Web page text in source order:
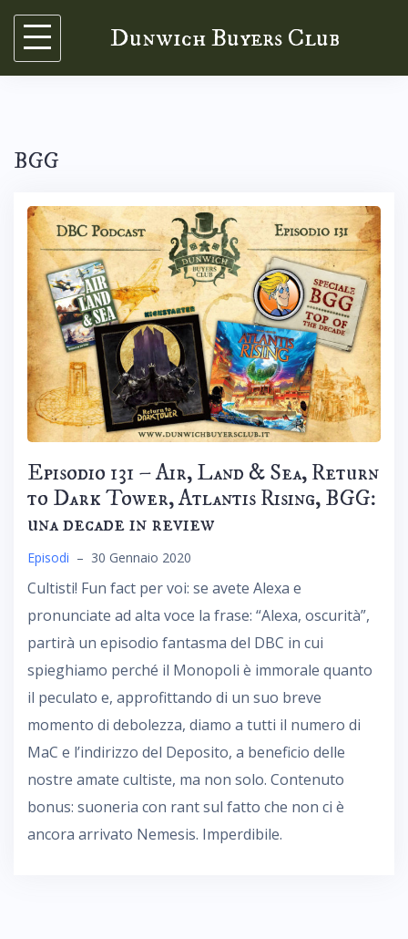
Skip
content
Dunwich Buyers Club
BGG
Episodio 131 – Air, Land & Sea, Return
to Dark Tower, Atlantis Rising, BGG:
una decade in review
Episodi – 30 Gennaio 2020
Cultisti! Fun fact per voi: se avete Alexa e
pronunciate ad alta voce la frase: “Alexa, oscurità”,
partirà un episodio fantasma del DBC in cui
spieghiamo perché il Monopoli è immorale quanto
il peculato e, approfittando di un suo breve
momento di debolezza, diamo a tutti il numero di
MaC e l’indirizzo del Deposito, a beneficio delle
nostre amate cultiste, ma non solo. Contenuto
bonus: suoneria con rant sul fatto che non ci è
ancora arrivato Nemesis. Imperdibile.